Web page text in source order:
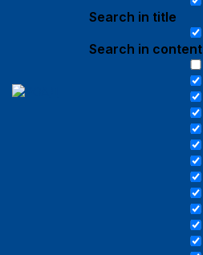
Search in title
Search in content